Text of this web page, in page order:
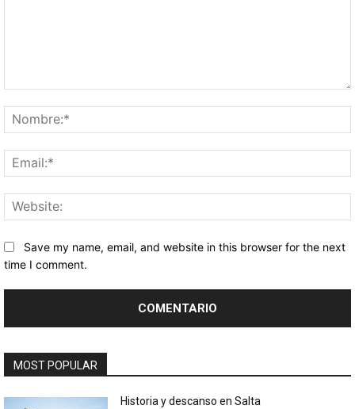
Save my name, email, and website in this browser for the next
time I comment.
MOST POPULAR
Historia y descanso en Salta